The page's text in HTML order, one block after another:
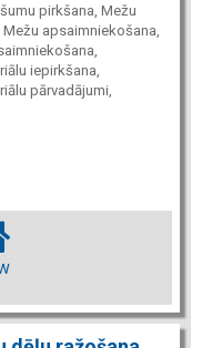
pirkšana, Mežu
apsaimniekošana,
iepirkšana,
pārvadājumi,